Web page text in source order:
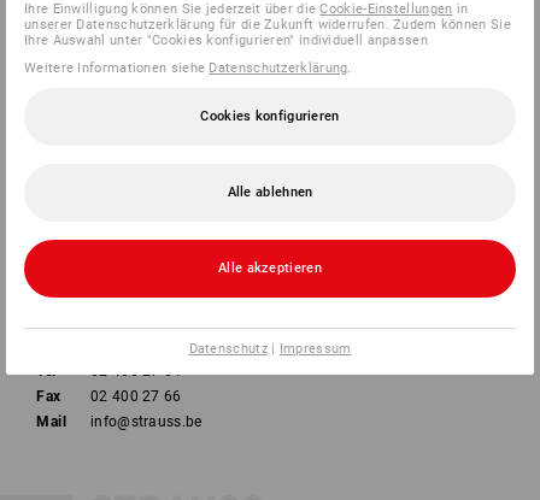
ZAHLARTEN
Strauss België BV
E.M.C. - Building 829C
Tel
02 400 27 64
Fax
02 400 27 66
Mail
info@strauss.be
Ihre Einwilligung können Sie jederzeit über dieCookie-Einstellungen in
unserer Datenschutzerklärung für die Zukunft widerrufen. Zudem können Sie
Ihre Auswahl unter "Cookies konfigurieren" individuell anpassen
Weitere Informationen siehe Datenschutzerklärung.
Cookies konfigurieren
Alle ablehnen
Alle akzeptieren
Datenschutz| Impressum